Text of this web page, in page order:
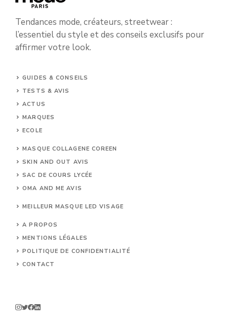
Tendances mode, créateurs, streetwear :
l’essentiel du style et des conseils exclusifs pour
affirmer votre look.
GUIDES & CONSEILS
TESTS & AVIS
ACTUS
MARQUES
ECOLE
MASQUE COLLAGENE COREEN
SKIN AND OUT AVIS
SAC DE COURS LYCÉE
OMA AND ME AVIS
MEILLEUR MASQUE LED VISAGE
A PROPOS
MENTIONS LÉGALES
POLITIQUE DE CONFIDENTIALITÉ
CONTACT